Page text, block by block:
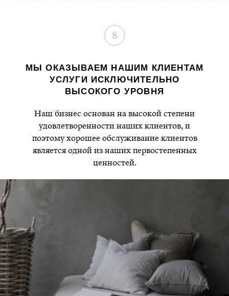
8
МЫ ОКАЗЫВАЕМ НАШИМ КЛИЕНТАМ
УСЛУГИ ИСКЛЮЧИТЕЛЬНО
ВЫСОКОГО УРОВНЯ
Наш бизнес основан на высокой степени
удовлетворенности наших клиентов, и
поэтому хорошее обслуживание клиентов
является одной из наших первостепенных
ценностей.